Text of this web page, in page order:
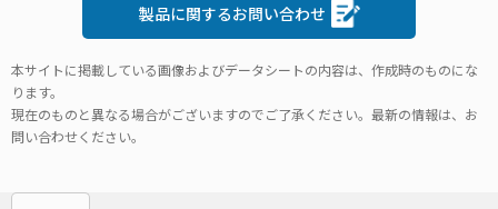
製品に関するお問い合わせ
本サイトに掲載している画像およびデータシートの内容は、作成時のものにな
ります。
現在のものと異なる場合がございますのでご了承ください。最新の情報は、お
問い合わせください。